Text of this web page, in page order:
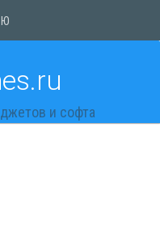
и софта